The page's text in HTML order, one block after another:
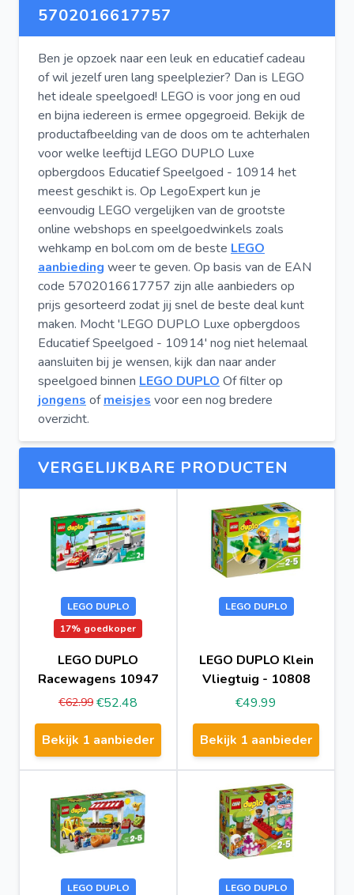
5702016617757
Ben je opzoek naar een leuk en educatief cadeau
of wil jezelf uren lang speelplezier? Dan is LEGO
het ideale speelgoed! LEGO is voor jong en oud
en bijna iedereen is ermee opgegroeid. Bekijk de
productafbeelding van de doos om te achterhalen
voor welke leeftijd LEGO DUPLO Luxe
opbergdoos Educatief Speelgoed - 10914 het
meest geschikt is. Op LegoExpert kun je
eenvoudig LEGO vergelijken van de grootste
online webshops en speelgoedwinkels zoals
wehkamp en bol.com om de beste LEGO
aanbieding weer te geven. Op basis van de EAN
code 5702016617757 zijn alle aanbieders op
prijs gesorteerd zodat jij snel de beste deal kunt
maken. Mocht 'LEGO DUPLO Luxe opbergdoos
Educatief Speelgoed - 10914' nog niet helemaal
aansluiten bij je wensen, kijk dan naar ander
speelgoed binnen LEGO DUPLO Of filter op
jongens ofmeisjes voor een nog bredere
overzicht.
VERGELIJKBARE PRODUCTEN
LEGO DUPLO
17% goedkoper
LEGO DUPLO
Racewagens 10947
€62.99 €52.48
Bekijk 1 aanbieder
LEGO DUPLO
LEGO DUPLO Klein
Vliegtuig - 10808
€49.99
Bekijk 1 aanbieder
LEGO DUPLO LEGO DUPLO